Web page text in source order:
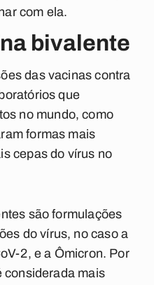
com ela.
bivalente
das vacinas contra
que
no mundo, como
formas mais
cepas do vírus no
são formulações
do vírus, no caso a
2, e a Ômicron. Por
considerada mais